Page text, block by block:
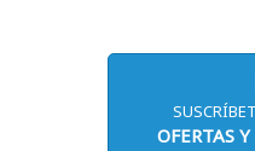
OFERTAS